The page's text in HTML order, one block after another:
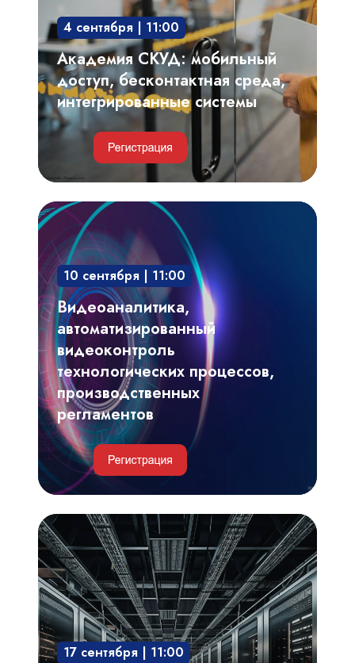
интегрированные
системы
4 сентября | 11:00
Академия СКУД: мобильный
доступ, бесконтактная среда,
интегрированные системы
Видеоаналитика,
автоматизированный
видеоконтроль
технологических
процессов,
производственных
регламентов
10 сентября | 11:00
Видеоаналитика,
автоматизированный
видеоконтроль
технологических процессов,
производственных
регламентов
Инженерные
и
IT-
решения
для
обеспечения
безотказной
17 сентября | 11:00